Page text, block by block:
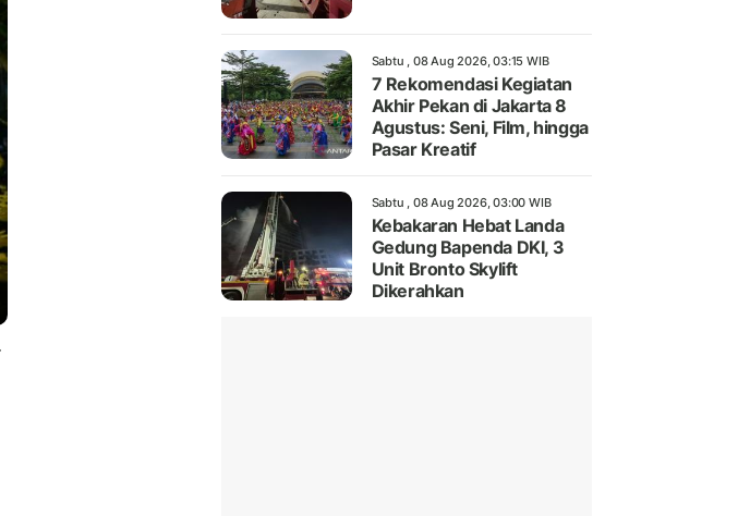
Sabtu , 08 Aug 2026, 03:15 WIB
7 Rekomendasi Kegiatan
Akhir Pekan di Jakarta 8
Agustus: Seni, Film, hingga
Pasar Kreatif
Sabtu , 08 Aug 2026, 03:00 WIB
Kebakaran Hebat Landa
Gedung Bapenda DKI, 3
Unit Bronto Skylift
Dikerahkan